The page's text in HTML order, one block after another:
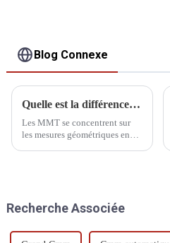
Blog Connexe
Quelle est la différence entre CMM et profilomètre
Les MMT se concentrent sur
les mesures géométriques en
d'applications industrielles,
Recherche Associée